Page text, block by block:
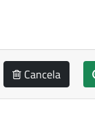
Cancela